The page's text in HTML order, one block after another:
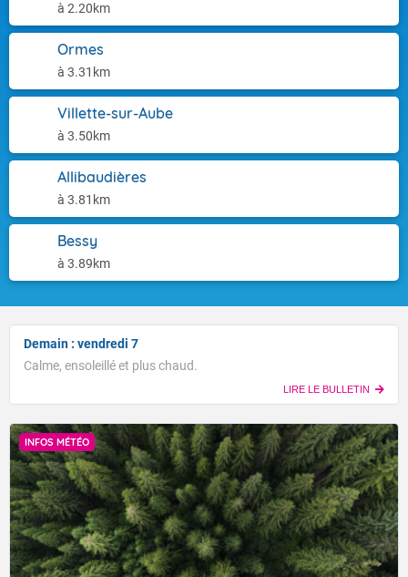
à 2.20km
Ormes
à 3.31km
Villette-sur-Aube
à 3.50km
Allibaudières
à 3.81km
Bessy
à 3.89km
Demain : vendredi 7
Calme, ensoleillé et plus chaud.
LIRE LE BULLETIN
INFOS MÉTÉO